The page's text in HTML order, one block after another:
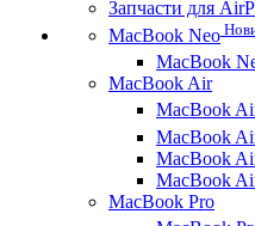
Запчасти для
MacBook Neo
MacBook
MacBook Air
MacBook
MacBook
MacBook
MacBook
MacBook Pro